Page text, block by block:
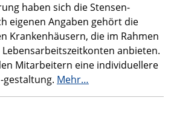
haben sich die Stensen-
eigenen Angaben gehört die
Krankenhäusern, die im Rahmen
anbieten.
Mitarbeitern eine individuellere
gestaltung. Mehr…